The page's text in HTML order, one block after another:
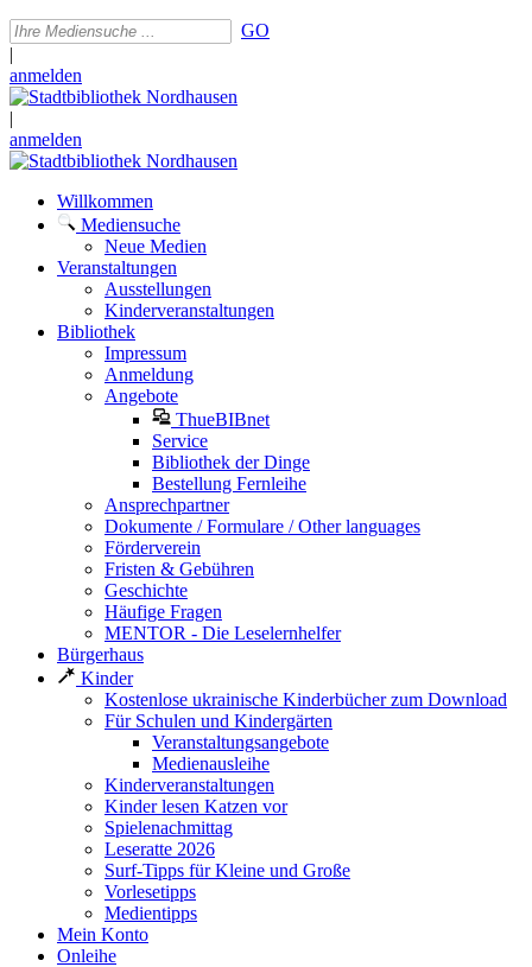
GO
|
anmelden
|
anmelden
Willkommen
Mediensuche
Neue Medien
Veranstaltungen
Ausstellungen
Kinderveranstaltungen
Bibliothek
Impressum
Anmeldung
Angebote
ThueBIBnet
Service
Bibliothek der Dinge
Bestellung Fernleihe
Ansprechpartner
Dokumente / Formulare / Other languages
Förderverein
Fristen & Gebühren
Geschichte
Häufige Fragen
MENTOR - Die Leselernhelfer
Bürgerhaus
Kinder
Kostenlose ukrainische Kinderbücher zum Download
Für Schulen und Kindergärten
Veranstaltungsangebote
Medienausleihe
Kinderveranstaltungen
Kinder lesen Katzen vor
Spielenachmittag
Leseratte 2026
Surf-Tipps für Kleine und Große
Vorlesetipps
Medientipps
Mein Konto
Onleihe